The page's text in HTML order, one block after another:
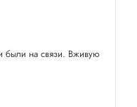
были на связи. Вживую